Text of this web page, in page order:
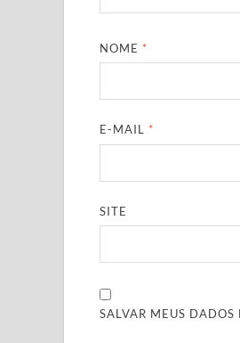
NOME *
E-MAIL *
SITE
SALVAR MEUS